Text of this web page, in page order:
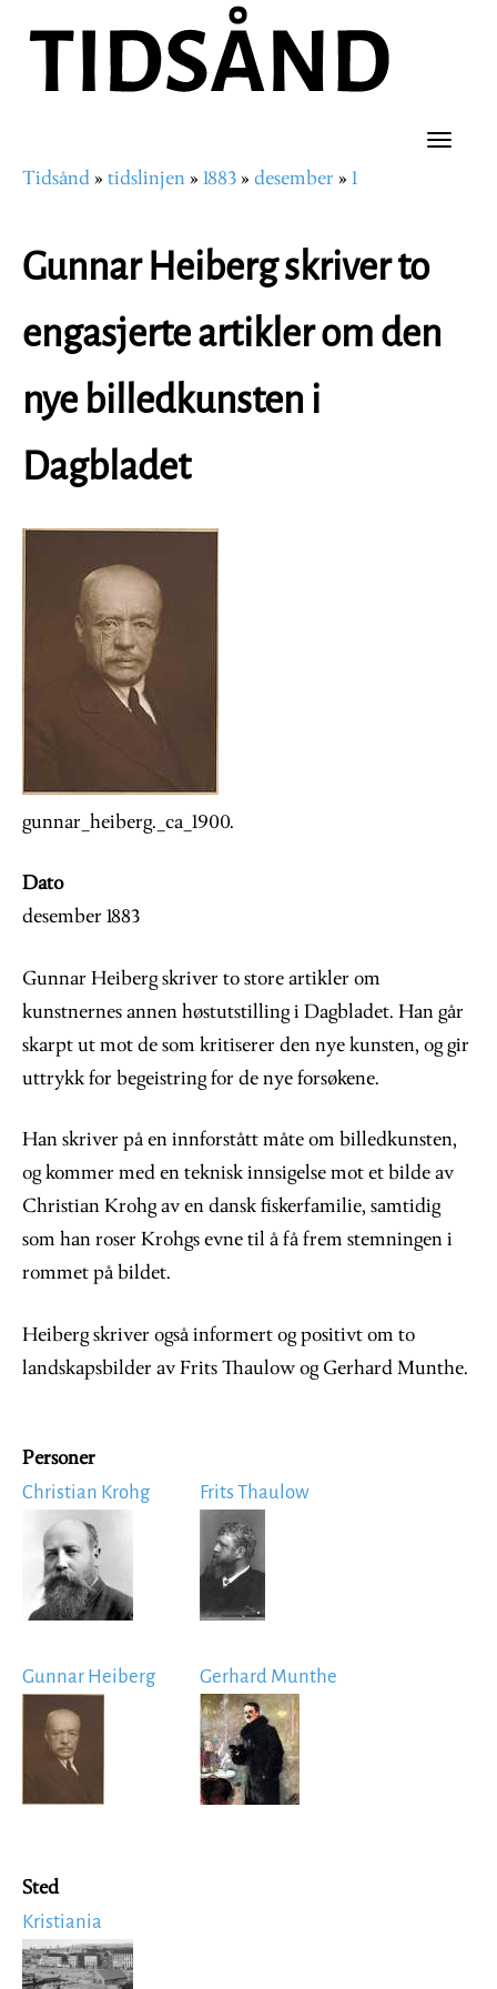
hovedinnhold
Toggle
Navigasjonssti
Tidsånd tidslinjen 1883 desember 1
Gunnar Heiberg skriver to
engasjerte artikler om den
nye billedkunsten i
Dagbladet
gunnar_heiberg._ca_1900.
Dato
desember 1883
Gunnar Heiberg skriver to store artikler om
kunstnernes annen høstutstilling i Dagbladet. Han går
skarpt ut mot de som kritiserer den nye kunsten, og gir
uttrykk for begeistring for de nye forsøkene.
Han skriver på en innforstått måte om billedkunsten,
og kommer med en teknisk innsigelse mot et bilde av
Christian Krohg av en dansk fiskerfamilie, samtidig
som han roser Krohgs evne til å få frem stemningen i
rommet på bildet.
Heiberg skriver også informert og positivt om to
landskapsbilder av Frits Thaulow og Gerhard Munthe.
Personer
Christian Krohg
Image
Frits Thaulow
Image
Gunnar Heiberg
Image
Gerhard Munthe
Image
Sted
Kristiania
Image